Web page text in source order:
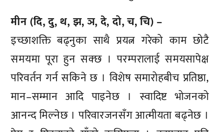
मीन (दि, दु, थ, झ, ञ, दे, दो, च, चि) –
इच्छाशक्ति बढ्नुका साथै प्रयत्न गरेको काम छोटै
समयमा पूरा हुन सक्छ । परम्परालाई समयसापेक्ष
परिवर्तन गर्न सकिने छ । विशेष समारोहबीच प्रतिष्ठा,
मान–सम्मान आदि पाइनेछ । स्वादिष्ट भोजनको
आनन्द मिल्नेछ । परिवारजनसँग आत्मीयता बढ्नेछ ।